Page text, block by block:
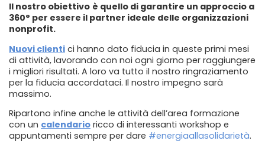
Il nostro obiettivo è quello di garantire un approccio a
360° per essere il partner ideale delle organizzazioni
nonprofit.
Nuovi clienti ci hanno dato fiducia in queste primi mesi
di attività, lavorando con noi ogni giorno per raggiungere
i migliori risultati. A loro va tutto il nostro ringraziamento
per la fiducia accordataci. Il nostro impegno sarà
massimo.
Ripartono infine anche le attività dell’area formazione
con un calendario ricco di interessanti workshop e
appuntamenti sempre per dare #energiaallasolidarietà.